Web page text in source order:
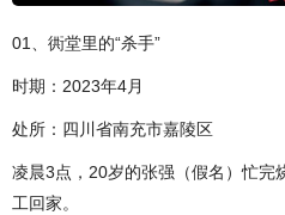
01、衖堂里的“杀手”
时期：2023年4月
处所：四川省南充市嘉陵区
凌晨3点，20岁的张强（假名）忙完
工回家。